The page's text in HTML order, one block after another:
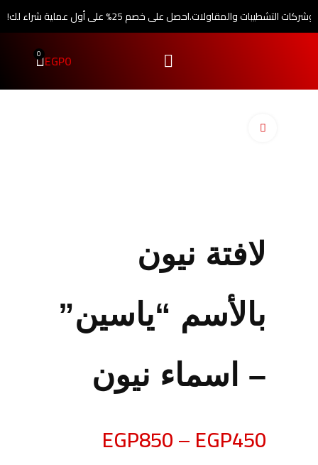
احصل على خصم 25% على أول عملية شراء لك!التشطيبات والمقاولات.
EGP0
0
لافتة نيون
بالأسم “ياسين”
– اسماء نيون
EGP450
–
EGP850